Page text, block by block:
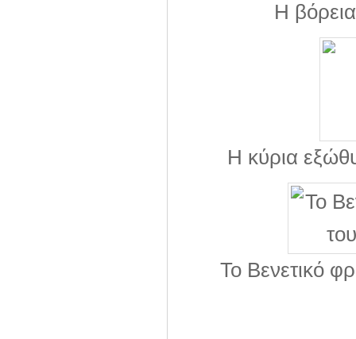
Η
Η κύρια
Το Βενετικό